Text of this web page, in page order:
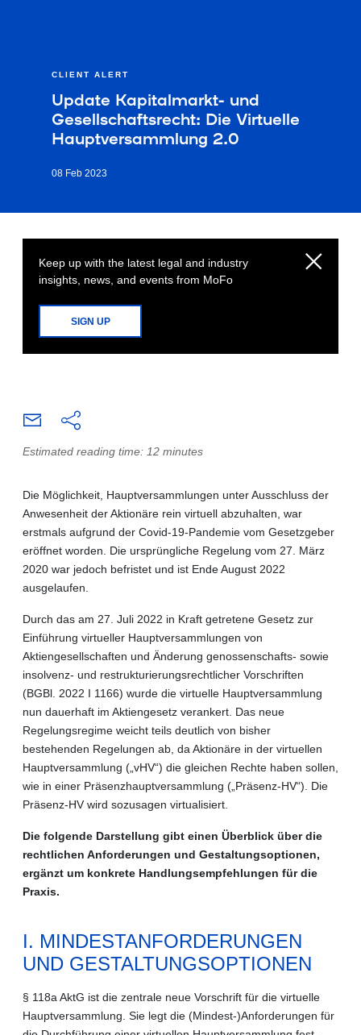
CLIENT ALERT
Update Kapitalmarkt- und
Gesellschaftsrecht: Die Virtuelle
Hauptversammlung 2.0
08 Feb 2023
Keep up with the latest legal and industry
insights, news, and events from MoFo
SIGN UP
Estimated reading time: 12 minutes
Die Möglichkeit, Hauptversammlungen unter Ausschluss der
Anwesenheit der Aktionäre rein virtuell abzuhalten, war
erstmals aufgrund der Covid-19-Pandemie vom Gesetzgeber
eröffnet worden. Die ursprüngliche Regelung vom 27. März
2020 war jedoch befristet und ist Ende August 2022
ausgelaufen.
Durch das am 27. Juli 2022 in Kraft getretene Gesetz zur
Einführung virtueller Hauptversammlungen von
Aktiengesellschaften und Änderung genossenschafts- sowie
insolvenz- und restrukturierungsrechtlicher Vorschriften
(BGBl. 2022 I 1166) wurde die virtuelle Hauptversammlung
nun dauerhaft im Aktiengesetz verankert. Das neue
Regelungsregime weicht teils deutlich von bisher
bestehenden Regelungen ab, da Aktionäre in der virtuellen
Hauptversammlung („vHV“) die gleichen Rechte haben sollen,
wie in einer Präsenzhauptversammlung („Präsenz-HV“). Die
Präsenz-HV wird sozusagen virtualisiert.
Die folgende Darstellung gibt einen Überblick über die
rechtlichen Anforderungen und Gestaltungsoptionen,
ergänzt um konkrete Handlungsempfehlungen für die
Praxis.
I. MINDESTANFORDERUNGEN
UND GESTALTUNGSOPTIONEN
§ 118a AktG ist die zentrale neue Vorschrift für die virtuelle
Hauptversammlung. Sie legt die (Mindest-)Anforderungen für